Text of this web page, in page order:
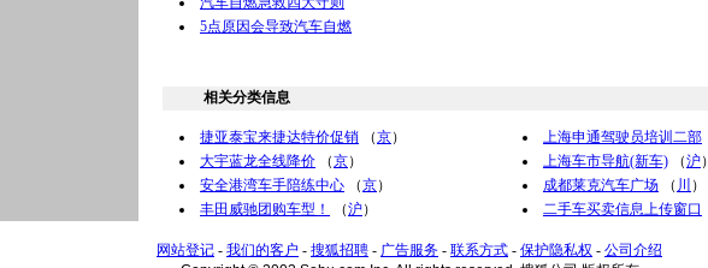
5点原因会导致汽车自燃
相关分类信息
捷亚泰宝来捷达特价促销 （京）
大宇蓝龙全线降价 （京）
安全港湾车手陪练中心 （京）
丰田威驰团购车型！
（沪）
上海申通驾驶员培训二部
上海车市导航(新车) （沪）
成都莱克汽车广场 （ 川 ）
二手车买卖信息上传窗口
网站登记 - 我们的客户 - 搜狐招聘 - 广告服务 - 联系方式 - 保护隐私权 - 公司介绍